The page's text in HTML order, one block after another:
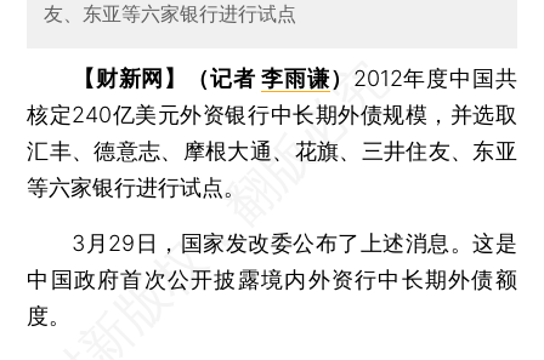
友、东亚等六家银行进行试点
【财新网】（记者李雨谦） 2012年度中国共
核定240亿美元外资银行中长期外债规模，并选取
汇丰、德意志、摩根大通、花旗、三井住友、东亚
等六家银行进行试点。
3月29日，国家发改委公布了上述消息。这是
中国政府首次公开披露境内外资行中长期外债额
度。